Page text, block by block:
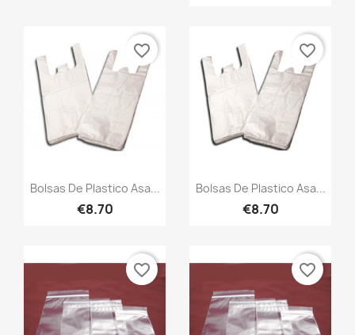
Quick view
Bolsas De Plastico Asa...
€8.70
favorite_border
Quick view
Bolsas De Plastico Asa...
€8.70
favorite_border
favorite_border favorite_border